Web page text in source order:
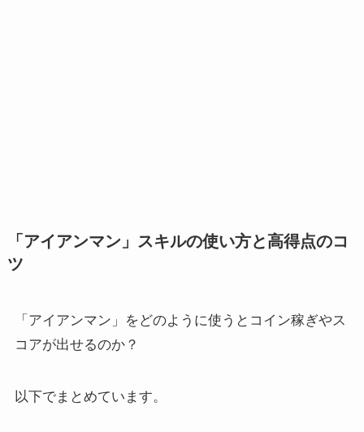
「アイアンマン」スキルの使い方と高得点のコ
ツ
「アイアンマン」をどのように使うとコイン稼ぎやス
コアが出せるのか？
以下でまとめています。